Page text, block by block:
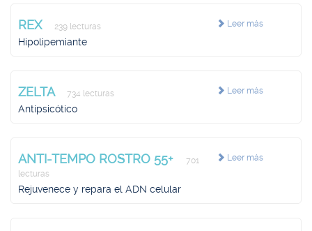
Leer más
REX 239 lecturas
Hipolipemiante
Leer más
ZELTA 734 lecturas
Antipsicótico
Leer más
ANTI-TEMPO ROSTRO 55+
701
lecturas
Rejuvenece y repara el ADN celular